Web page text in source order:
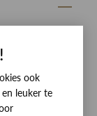
ook
leuker te